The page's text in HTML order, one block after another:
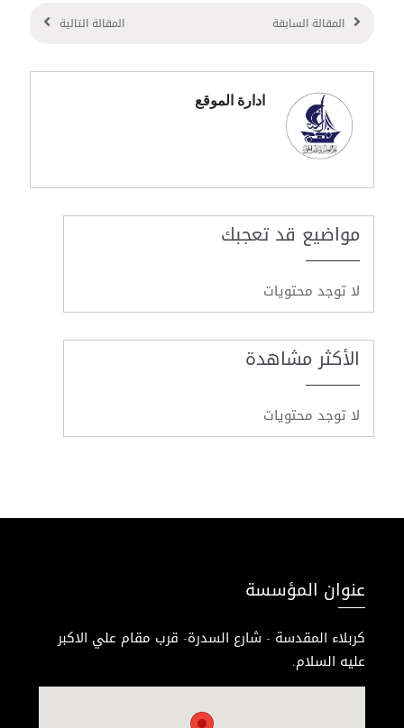
المقالة السابقة المقالة التالية
ادارة الموقع
مواضيع قد تعجبك
لا توجد محتويات
الأكثر مشاهدة
لا توجد محتويات
عنوان المؤسسة
كربلاء المقدسة - شارع السدرة- قرب مقام علي الاكبر
عليه السلام.